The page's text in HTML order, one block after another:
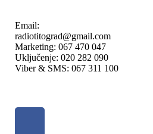
Email:
radiotitograd@gmail.com
Marketing: 067 470 047
Uključenje: 020 282 090
Viber & SMS: 067 311 100